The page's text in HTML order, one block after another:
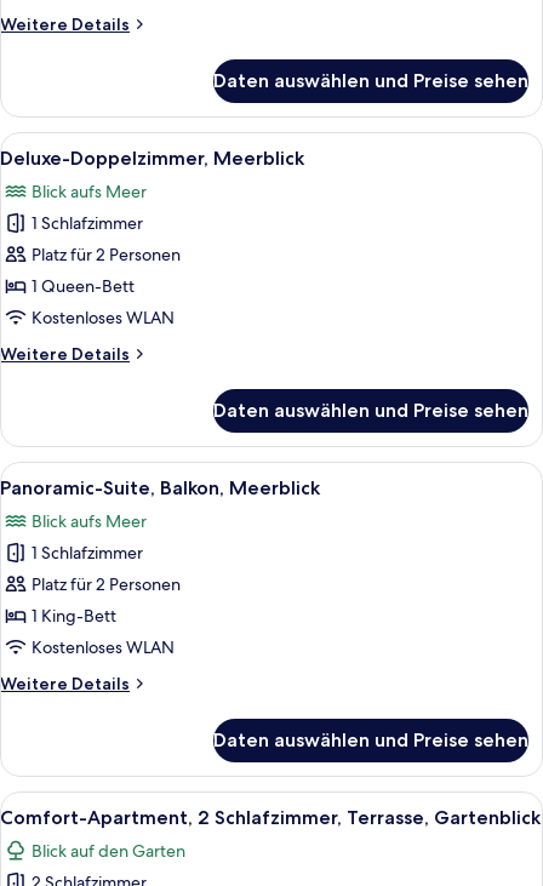
Weitere Details
Weitere
Doppelzimmer,
Terrasse,
Gartenblick
Daten auswählen und Preise sehen
Alle
Fotos
für
Deluxe-
Doppelzimmer,
Meerblick
anzeigen
Ein großes Bett mit weißer
7
Deluxe-Doppelzimmer, Meerblick
Blick aufs Meer
1 Schlafzimmer
Platz für 2 Personen
1 Queen-Bett
Kostenloses WLAN
Weitere Details
Weitere
Doppelzimmer,
Meerblick
Daten auswählen und Preise sehen
Alle
Fotos
für
Panoramic-
Suite,
Balkon,
Meerblick
Ein Hotelzimmer mit Bett,
6
Panoramic-Suite, Balkon, Meerblick
Blick aufs Meer
1 Schlafzimmer
Platz für 2 Personen
1 King-Bett
Kostenloses WLAN
Weitere Details
Weitere
Suite,
Balkon,
Meerblick
Daten auswählen und Preise sehen
Alle
Fotos
für
Eine Terrasse im Freien mit Tisch
10
Comfort-Apartment, 2 Schlafzimmer, Terrasse, Gartenblick
Blick auf den Garten